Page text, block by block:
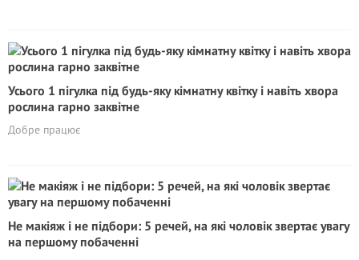
Усього 1 пiгулка під будь-яку кімнатну квітку і навіть хвора
рослина гарно заквітне
Добре працює
Не макіяж і не підбори: 5 речей, на які чоловік звертає увагу
на першому побаченні